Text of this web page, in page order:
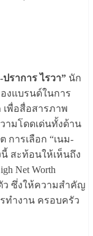
ปราการ ไรวา” นัก
งแบรนด์ในการ
เพื่อสื่อสารภาพ
ามโดดเด่นทั้งด้าน
การเลือก “เนม-
สะท้อนให้เห็นถึง
Net Worth
ว ซึ่งให้ความสำคัญ
ทำงาน ครอบครัว